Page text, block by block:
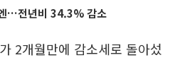
…전년비 34.3% 감소
2개월만에 감소세로 돌아섰